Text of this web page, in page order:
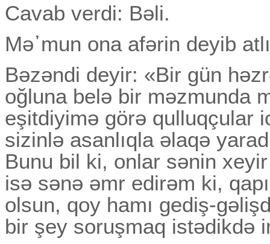
Cavab verdi: Bəli.
Mə᾽mun ona afərin deyib
Bəzəndi deyir: «Bir gün
oğluna belə bir məzmunda
eşitdiyimə görə qulluqçular
sizinlə asanlıqla əlaqə
Bunu bil ki, onlar sənin
isə sənə əmr edirəm ki,
olsun, qoy hamı gediş-
bir şey soruşmaq istədikdə